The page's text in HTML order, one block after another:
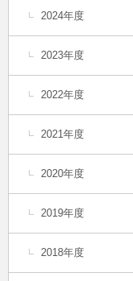
2024年度
2023年度
2022年度
2021年度
2020年度
2019年度
2018年度